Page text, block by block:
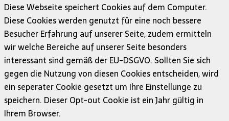
Diese Webseite speichert Cookies auf dem Computer.
Diese Cookies werden genutzt für eine noch bessere
Besucher Erfahrung auf unserer Seite, zudem ermitteln
wir welche Bereiche auf unserer Seite besonders
interessant sind gemäß der EU-DSGVO. Sollten Sie sich
gegen die Nutzung von diesen Cookies entscheiden, wird
ein seperater Cookie gesetzt um Ihre Einstellunge zu
speichern. Dieser Opt-out Cookie ist ein Jahr gültig in
Ihrem Browser.